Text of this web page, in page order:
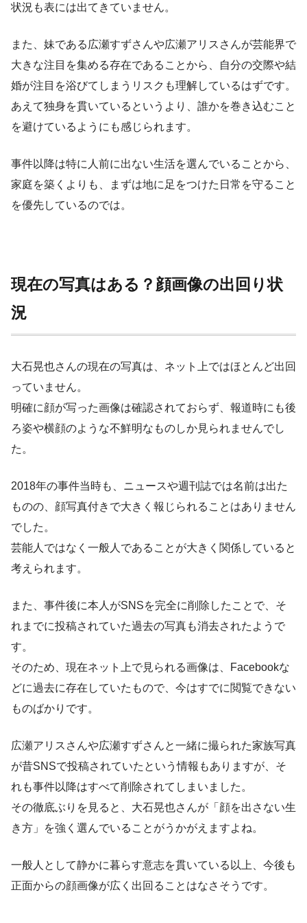
状況も表には出てきていません。
また、妹である広瀬すずさんや広瀬アリスさんが芸能界で
大きな注目を集める存在であることから、自分の交際や結
婚が注目を浴びてしまうリスクも理解しているはずです。
あえて独身を貫いているというより、誰かを巻き込むこと
を避けているようにも感じられます。
事件以降は特に人前に出ない生活を選んでいることから、
家庭を築くよりも、まずは地に足をつけた日常を守ること
を優先しているのでは。
現在の写真はある？顔画像の出回り状
況
大石晃也さんの現在の写真は、ネット上ではほとんど出回
っていません。
明確に顔が写った画像は確認されておらず、報道時にも後
ろ姿や横顔のような不鮮明なものしか見られませんでし
た。
2018年の事件当時も、ニュースや週刊誌では名前は出た
ものの、顔写真付きで大きく報じられることはありません
でした。
芸能人ではなく一般人であることが大きく関係していると
考えられます。
また、事件後に本人がSNSを完全に削除したことで、そ
れまでに投稿されていた過去の写真も消去されたようで
す。
そのため、現在ネット上で見られる画像は、Facebookな
どに過去に存在していたもので、今はすでに閲覧できない
ものばかりです。
広瀬アリスさんや広瀬すずさんと一緒に撮られた家族写真
が昔SNSで投稿されていたという情報もありますが、そ
れも事件以降はすべて削除されてしまいました。
その徹底ぶりを見ると、大石晃也さんが「顔を出さない生
き方」を強く選んでいることがうかがえますよね。
一般人として静かに暮らす意志を貫いている以上、今後も
正面からの顔画像が広く出回ることはなさそうです。